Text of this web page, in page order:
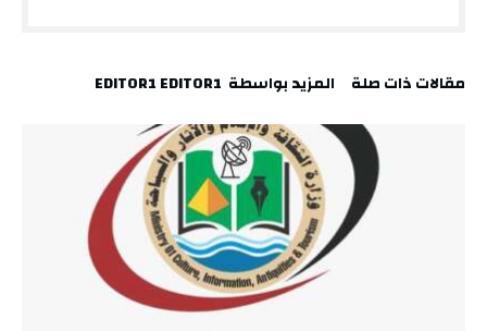
‫مقالات ذات صلة‬ ‫‫المزيد بواسطة‬ ‬ EDITOR1 EDITOR1